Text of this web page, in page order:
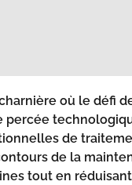
où le défi
percée
de
de la
tout en